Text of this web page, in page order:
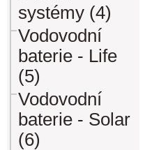
systémy (4)
Vodovodní
baterie - Life
(5)
Vodovodní
baterie - Solar
(6)